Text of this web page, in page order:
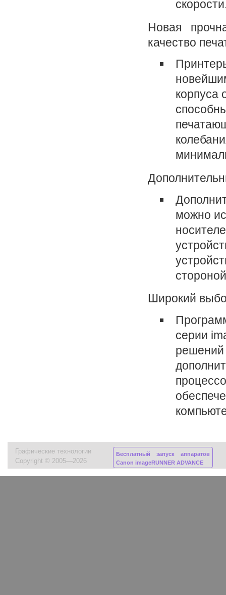
Новая
качество
корпуса
можно
Широкий
серии
решений
Графические технологии
Copyright © 2005—2026
Бесплатный запуск аппаратов
Canon imageRUNNER ADVANCE